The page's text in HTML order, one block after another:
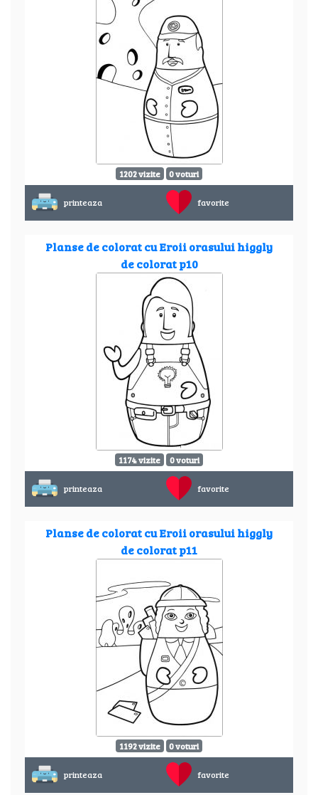
1202 vizite 0 voturi
printeaza favorite
Planse de colorat cu Eroii orasului higgly
de colorat p10
1174 vizite 0 voturi
printeaza favorite
Planse de colorat cu Eroii orasului higgly
de colorat p11
1192 vizite 0 voturi
printeaza favorite